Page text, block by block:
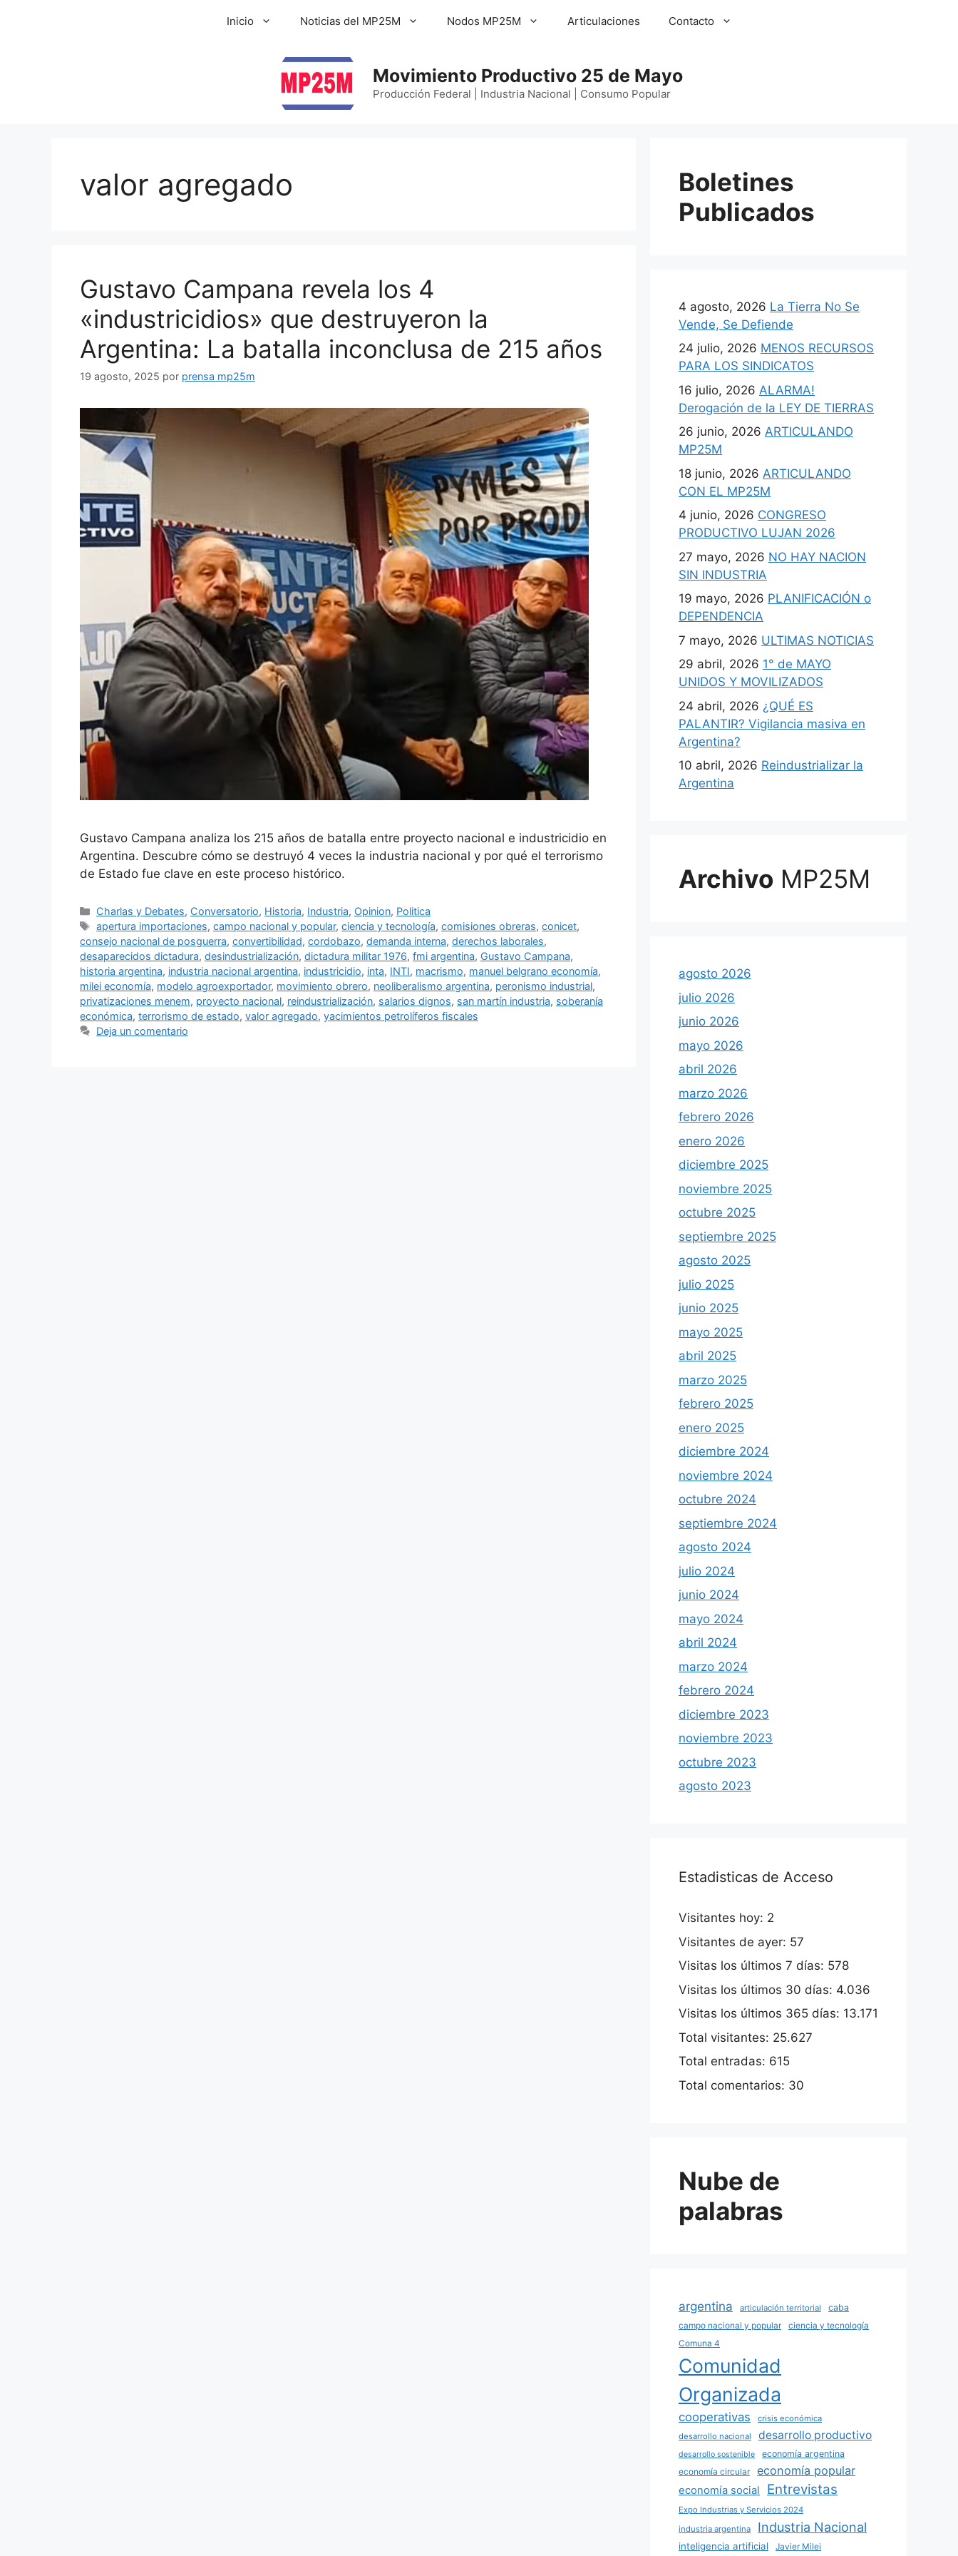
Inicio Noticias del MP25M Nodos MP25M Articulaciones Contacto
Movimiento Productivo 25 de Mayo
Producción Federal | Industria Nacional | Consumo Popular
valor agregado
Gustavo Campana revela los 4
«industricidios» que destruyeron la
Argentina: La batalla inconclusa de 215 años
19 agosto, 2025 por prensa mp25m
Gustavo Campana analiza los 215 años de batalla entre proyecto nacional e industricidio en
Argentina. Descubre cómo se destruyó 4 veces la industria nacional y por qué el terrorismo
de Estado fue clave en este proceso histórico.
Charlas y Debates, Conversatorio, Historia, Industria, Opinion, Politica
apertura importaciones,campo nacional y popular,ciencia y tecnología,comisiones obreras,conicet,
consejo nacional de posguerra, convertibilidad, cordobazo, demanda interna, derechos laborales,
desaparecidos dictadura, desindustrialización, dictadura militar 1976, fmi argentina, Gustavo Campana,
historia argentina, industria nacional argentina, industricidio, inta, INTI, macrismo, manuel belgrano economía,
milei economía, modelo agroexportador, movimiento obrero, neoliberalismo argentina, peronismo industrial,
privatizaciones menem, proyecto nacional, reindustrialización, salarios dignos, san martín industria, soberanía
económica, terrorismo de estado, valor agregado, yacimientos petrolíferos fiscales
Deja un comentario
Boletines
Publicados
4 agosto, 2026 La Tierra No Se
Vende, Se Defiende
24 julio, 2026 MENOS RECURSOS
PARA LOS SINDICATOS
16 julio, 2026 ALARMA!
Derogación de la LEY DE TIERRAS
26 junio, 2026 ARTICULANDO
MP25M
18 junio, 2026 ARTICULANDO
CON EL MP25M
4 junio, 2026 CONGRESO
PRODUCTIVO LUJAN 2026
27 mayo, 2026 NO HAY NACION
SIN INDUSTRIA
19 mayo, 2026 PLANIFICACIÓN o
DEPENDENCIA
7 mayo, 2026 ULTIMAS NOTICIAS
29 abril, 2026 1° de MAYO
UNIDOS Y MOVILIZADOS
24 abril, 2026 ¿QUÉ ES
PALANTIR? Vigilancia masiva en
Argentina?
10 abril, 2026 Reindustrializar la
Argentina
Archivo MP25M
agosto 2026
julio 2026
junio 2026
mayo 2026
abril 2026
marzo 2026
febrero 2026
enero 2026
diciembre 2025
noviembre 2025
octubre 2025
septiembre 2025
agosto 2025
julio 2025
junio 2025
mayo 2025
abril 2025
marzo 2025
febrero 2025
enero 2025
diciembre 2024
noviembre 2024
octubre 2024
septiembre 2024
agosto 2024
julio 2024
junio 2024
mayo 2024
abril 2024
marzo 2024
febrero 2024
diciembre 2023
noviembre 2023
octubre 2023
agosto 2023
Estadisticas de Acceso
Visitantes hoy: 2
Visitantes de ayer: 57
Visitas los últimos 7 días: 578
Visitas los últimos 30 días: 4.036
Visitas los últimos 365 días: 13.171
Total visitantes: 25.627
Total entradas: 615
Total comentarios: 30
Nube de
palabras
argentina articulación territorial
caba
campo nacional y popular
ciencia y tecnología
Comuna 4
Comunidad
Organizada
cooperativas
crisis económica
desarrollo nacional
desarrollo productivo
desarrollo sostenible
economía argentina
economía circular
economía popular
economía social Entrevistas
Expo Industrias y Servicios 2024
industria argentina
Industria Nacional
inteligencia artificial Javier Milei